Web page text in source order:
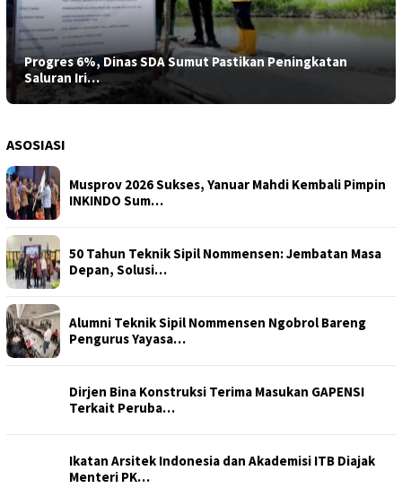
Progres 6%, Dinas SDA Sumut Pastikan Peningkatan
Saluran Iri…
ASOSIASI
Musprov 2026 Sukses, Yanuar Mahdi Kembali Pimpin
INKINDO Sum…
50 Tahun Teknik Sipil Nommensen: Jembatan Masa
Depan, Solusi…
Alumni Teknik Sipil Nommensen Ngobrol Bareng
Pengurus Yayasa…
Dirjen Bina Konstruksi Terima Masukan GAPENSI
Terkait Peruba…
Ikatan Arsitek Indonesia dan Akademisi ITB Diajak
Menteri PK…